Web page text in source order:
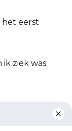
het eerst
ziek was.